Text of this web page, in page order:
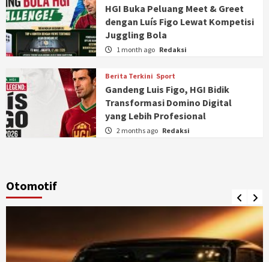
HGI Buka Peluang Meet & Greet
dengan Luís Figo Lewat Kompetisi
Juggling Bola
1 month ago Redaksi
Berita Terkini Sport
Gandeng Luis Figo, HGI Bidik
Transformasi Domino Digital
yang Lebih Profesional
2 months ago Redaksi
Otomotif